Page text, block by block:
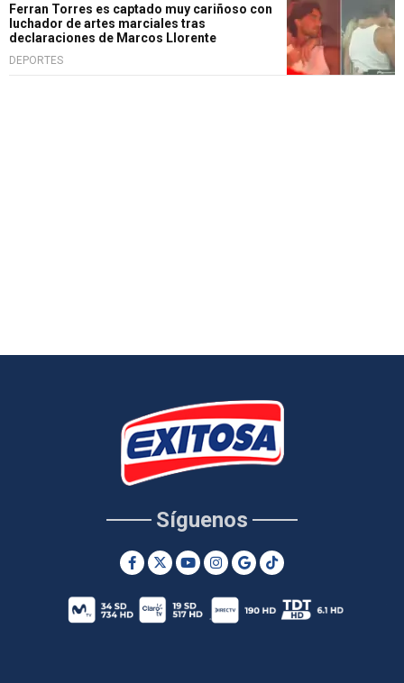
Ferran Torres es captado muy cariñoso con
luchador de artes marciales tras
declaraciones de Marcos Llorente
DEPORTES
Síguenos